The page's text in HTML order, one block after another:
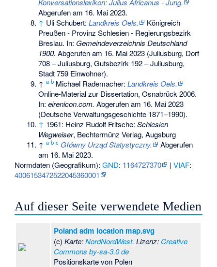
Konversationslexikon: Julius Africanus - Jung.
Abgerufen am 16. Mai 2023.
↑ Uli Schubert:Landkreis Oels.
Königreich
Preußen - Provinz Schlesien - Regierungsbezirk
Breslau. In: Gemeindeverzeichnis Deutschland
1900. Abgerufen am 16. Mai 2023 (Juliusburg, Dorf
708 – Juliusburg, Gutsbezirk 192 – Juliusburg,
Stadt 759 Einwohner).
↑a b Michael Rademacher:Landkreis Oels.
Online-Material zur Dissertation, Osnabrück 2006.
In:eirenicon.com. Abgerufen am 16. Mai 2023
(Deutsche Verwaltungsgeschichte 1871–1990).
↑ 1961: Heinz Rudolf Fritsche:Schlesien
Wegweiser, Bechtermünz Verlag, Augsburg
↑a b c Główny Urząd Statystyczny.
Abgerufen
am 16. Mai 2023.
Normdaten (Geografikum):GND: 1164727370 |VIAF:
4006153472522045360001
Auf dieser Seite verwendete Medien
Poland adm location map.svg
(c)Karte:NordNordWest, Lizenz: Creative
Commons by-sa-3.0 de
Positionskarte von Polen